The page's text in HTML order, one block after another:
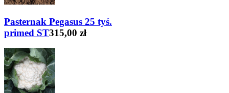
Pasternak Pegasus 25 tyś.
primed ST315,00 zł